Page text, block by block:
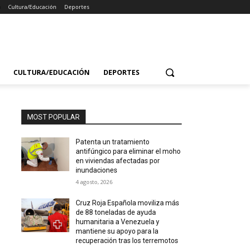
Cultura/Educación Deportes
CULTURA/EDUCACIÓN DEPORTES
MOST POPULAR
Patenta un tratamiento
antifúngico para eliminar el moho
en viviendas afectadas por
inundaciones
4 agosto, 2026
Cruz Roja Española moviliza más
de 88 toneladas de ayuda
humanitaria a Venezuela y
mantiene su apoyo para la
recuperación tras los terremotos